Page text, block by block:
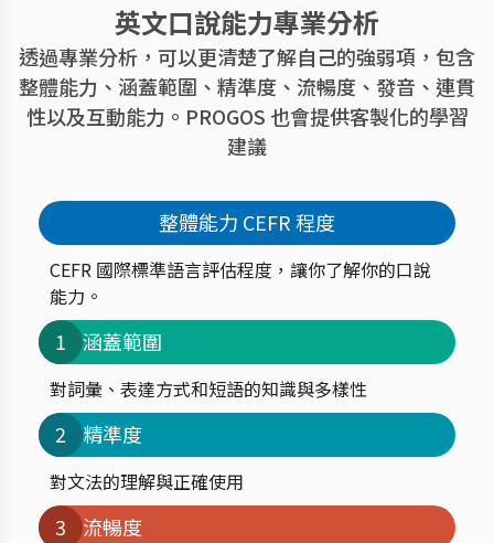
英文口說能力專業分析
透過專業分析，可以更清楚了解自己的強弱項，包含
整體能力、涵蓋範圍、精準度、流暢度、發音、連貫
性以及互動能力。PROGOS 也會提供客製化的學習
建議
整體能力 CEFR 程度
CEFR 國際標準語言評估程度，讓你了解你的口說
能力。
1 涵蓋範圍
對詞彙、表達方式和短語的知識與多樣性
2 精準度
對文法的理解與正確使用
3 流暢度